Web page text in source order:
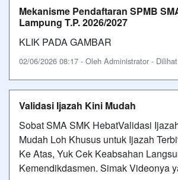
Mekanisme Pendaftaran SPMB
Lampung T.P. 2026/2027
KLIK PADA GAMBAR
02/06/2026 08:17 - Oleh Administrator -
Validasi Ijazah Kini Mudah
Sobat SMA SMK HebatValidasi
Mudah Loh Khusus untuk Ijazah
Ke Atas, Yuk Cek Keabsahan
Kemendikdasmen. Simak Videonya